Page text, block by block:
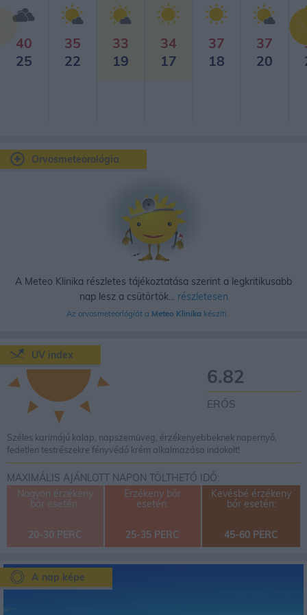
40
25
35
22
33
19
34
17
37
18
37
20
Orvosmeteorológia
A Meteo Klinika részletes tájékoztatása szerint a legkritikusabb
nap lesz a csütörtök... részletesen
Az orvosmeteorlógiát a Meteo Klinika készíti.
UV index
6.82
ERŐS
Széles karimájú kalap, napszemüveg, érzékenyebbeknek napernyő,
fedetlen testrészekre fényvédő krém alkalmazása indokolt!
MAXIMÁLIS AJÁNLOTT NAPON TÖLTHETŐ IDŐ:
Nagyon érzékeny
bőr esetén:
20-30 PERC
Érzékeny bőr
esetén:
25-35 PERC
Kevésbé érzékeny
bőr esetén:
45-60 PERC
A nap képe